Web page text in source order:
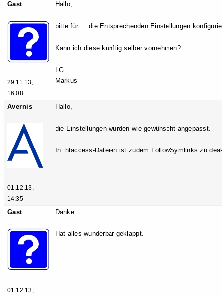
Gast
29.11.13,
16:08
Hallo,
bitte für ... die Entsprechenden Einstellungen
Kann ich diese künftig selber vornehmen?
LG
Markus
Avernis
01.12.13,
14:35
Hallo,
die Einstellungen wurden wie gewünscht angepasst.
In .htaccess-Dateien ist zudem FollowSymlinks zu
Gast
01.12.13,
Danke.
Hat alles wunderbar geklappt.